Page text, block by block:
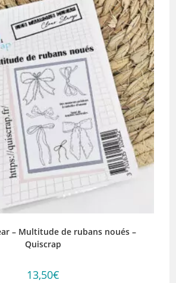
– Multitude de rubans noués –
Quiscrap
13,50€